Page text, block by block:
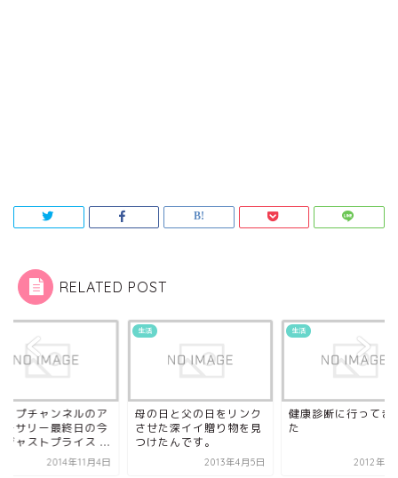
RELATED POST
ップチャンネルのア
ーサリー最終日の今
ジャストプライス ...
2014年11月4日
生活
母の日と父の日をリンク
させた深イイ贈り物を見
つけたんです。
2013年4月5日
生活
健康診断に行ってき
た
2012年1